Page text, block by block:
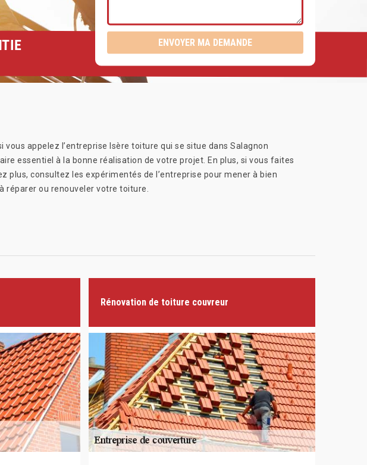
appelez l’entreprise Isère toiture qui se situe dans Salagnon
essentiel à la bonne réalisation de votre projet. En plus, si vous faites
plus, consultez les expérimentés de l’entreprise pour mener à bien
réparer ou renouveler votre toiture.
Rénovation de toiture couvreur